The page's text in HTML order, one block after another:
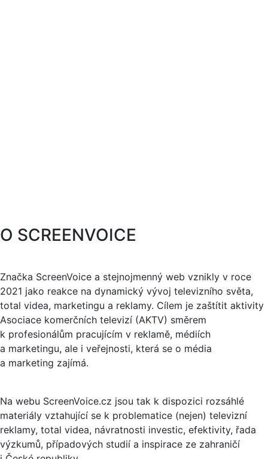
O SCREENVOICE
Značka ScreenVoice a stejnojmenný web vznikly v roce
2021 jako reakce na dynamický vývoj televizního světa,
total videa, marketingu a reklamy. Cílem je zaštítit aktivity
Asociace komerčních televizí (AKTV) směrem
k profesionálům pracujícím v reklamě, médiích
a marketingu, ale i veřejnosti, která se o média
a marketing zajímá.
Na webu ScreenVoice.cz jsou tak k dispozici rozsáhlé
materiály vztahující se k problematice (nejen) televizní
reklamy, total videa, návratnosti investic, efektivity, řada
výzkumů, případových studií a inspirace ze zahraničí